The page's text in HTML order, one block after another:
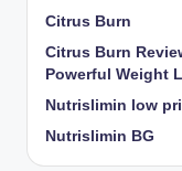
Citrus Burn
Citrus Burn
Powerful Weight
Nutrislimin low
Nutrislimin BG